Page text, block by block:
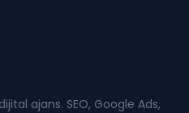
ajans. SEO, Google Ads,